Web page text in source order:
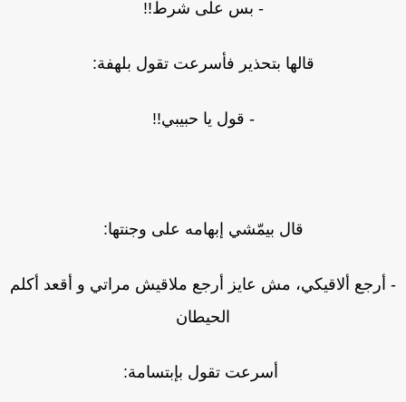
- بس على شرط!!
قالها بتحذير فأسرعت تقول بلهفة:
- قول يا حبيبي!!
قال بيمّشي إبهامه على وجنتها:
ألاقيكي، مش عايز أرجع ملاقيش مراتي و أقعد أكلم
الحيطان
أسرعت تقول بإبتسامة: